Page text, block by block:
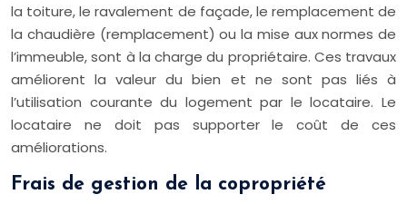
la toiture, le ravalement de façade, le remplacement de
la chaudière (remplacement) ou la mise aux normes de
l’immeuble, sont à la charge du propriétaire. Ces travaux
améliorent la valeur du bien et ne sont pas liés à
l’utilisation courante du logement par le locataire. Le
locataire ne doit pas supporter le coût de ces
améliorations.
Frais de gestion de la copropriété